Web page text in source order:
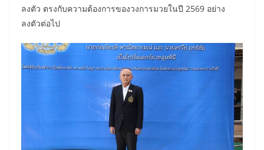
ลงตัว ตรงกับความต้องการของวงการมวยในปี 2569 อย่าง
ลงตัวต่อไป